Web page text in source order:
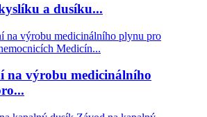
a dusíku...
na výrobu medicinálního